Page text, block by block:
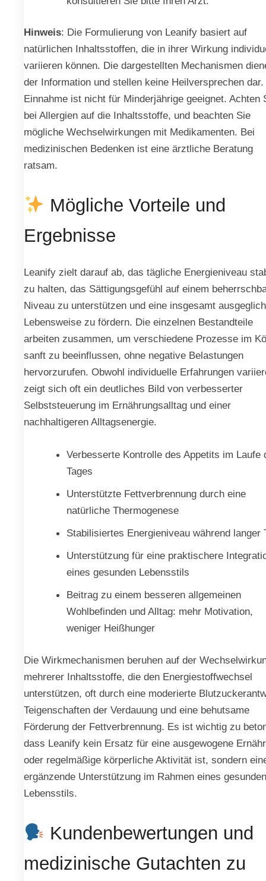
Hinweis: Die Formulierung von Leanify basiert auf
natürlichen Inhaltsstoffen, die in ihrer Wirkung
variieren können. Die dargestellten Mechanismen
der Information und stellen keine Heilversprechen dar.
Einnahme ist nicht für Minderjährige geeignet. Achten
bei Allergien auf die Inhaltsstoffe, und beachten Sie
mögliche Wechselwirkungen mit Medikamenten. Bei
medizinischen Bedenken ist eine ärztliche Beratung
ratsam.
Mögliche Vorteile und
Ergebnisse
Leanify zielt darauf ab, das tägliche Energieniveau
zu halten, das Sättigungsgefühl auf einem
Niveau zu unterstützen und eine insgesamt
Lebensweise zu fördern. Die einzelnen Bestandteile
arbeiten zusammen, um verschiedene Prozesse im
sanft zu beeinflussen, ohne negative Belastungen
hervorzurufen. Obwohl individuelle Erfahrungen
zeigt sich oft ein deutliches Bild von verbesserter
Selbststeuerung im Ernährungsalltag und einer
nachhaltigeren Alltagsenergie.
Verbesserte Kontrolle des Appetits im Laufe
Tages
Unterstützte Fettverbrennung durch eine
natürliche Thermogenese
Stabilisiertes Energieniveau während langer
Unterstützung für eine praktischere
eines gesunden Lebensstils
Beitrag zu einem besseren allgemeinen
Wohlbefinden und Alltag: mehr Motivation,
weniger Heißhunger
Die Wirkmechanismen beruhen auf der
mehrerer Inhaltsstoffe, die den Energiestoffwechsel
unterstützen, oft durch eine moderierte
Teigenschaften der Verdauung und eine behutsame
Förderung der Fettverbrennung. Es ist wichtig zu
dass Leanify kein Ersatz für eine ausgewogene
oder regelmäßige körperliche Aktivität ist, sondern
ergänzende Unterstützung im Rahmen eines gesunden
Lebensstils.
Kundenbewertungen und
medizinische Gutachten zu